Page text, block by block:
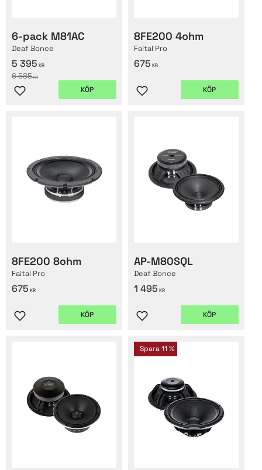
6-pack M81AC
Deaf Bonce
5 395 KR
6 585KR
Lägg till i favoriter
KÖP
8FE200 4ohm
Faital Pro
675 KR
Lägg till i favoriter
KÖP
8FE200 8ohm
Faital Pro
675 KR
Lägg till i favoriter
KÖP
AP-M80SQL
Deaf Bonce
1 495 KR
Lägg till i favoriter
KÖP
Spara11 %